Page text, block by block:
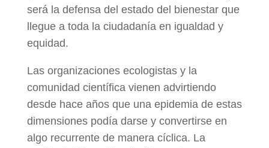
será la defensa del estado del bienestar que
llegue a toda la ciudadanía en igualdad y
equidad.
Las organizaciones ecologistas y la
comunidad científica vienen advirtiendo
desde hace años que una epidemia de estas
dimensiones podía darse y convertirse en
algo recurrente de manera cíclica. La